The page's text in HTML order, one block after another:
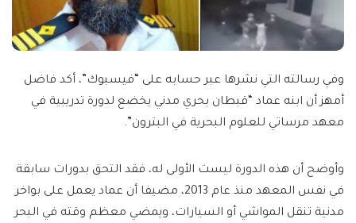
وفي رسالته التي نشرها عبر حسابه على “فيسبوك”، أكد فاضل
أمهز أن ابنه عماد “قبطان بحري مدني يخضع لدورة تدريبية في
معهد مرساتي للعلوم البحرية في البترون”.
وأوضح أن هذه الدورة ليست الأولى له، فقد التحق بدورات سابقة
في نفس المعهد منذ عام 2013، مضيفا أن عماد يعمل على بواخر
مدنية تنقل المواشي أو السيارات، ويمضي معظم وقته في البحر